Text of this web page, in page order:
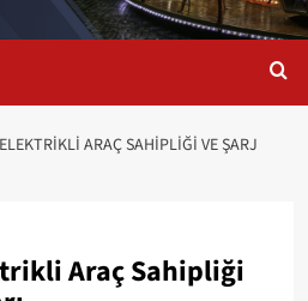
ARAÇ SAHIPLIĞI VE ŞARJ
Araç Sahipliği